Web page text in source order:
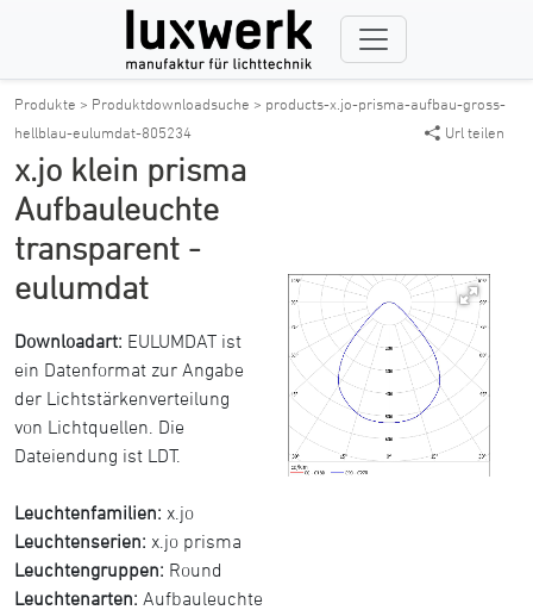
Produkte > Produktdownloadsuche > products-x.jo-prisma-aufbau-gross-
hellblau-eulumdat-805234
Url teilen
x.jo klein prisma
Aufbauleuchte
transparent -
eulumdat
Downloadart: EULUMDAT ist
ein Datenformat zur Angabe
der Lichtstärkenverteilung
von Lichtquellen. Die
Dateiendung ist LDT.
Leuchtenfamilien: x.jo
Leuchtenserien: x.jo prisma
Leuchtengruppen: Round
Leuchtenarten: Aufbauleuchte